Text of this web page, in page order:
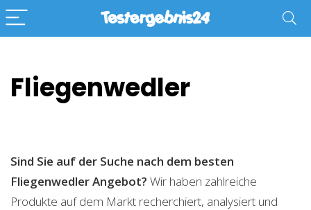
Fliegenwedler
Sind Sie auf der Suche nach dem besten
FliegenwedlerAngebot? Wir haben zahlreiche
Produkte auf dem Markt recherchiert, analysiert und